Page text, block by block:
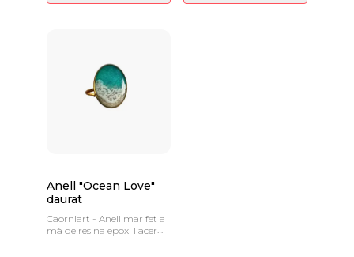
Anell "Ocean Love"
daurat
Caorniart - Anell mar fet a
mà de resina epoxi i acer